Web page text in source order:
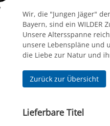
Wir, die "Jungen Jäger"
Bayern, sind ein WILDER
Unsere Altersspanne
unsere Lebenspläne und
die Liebe zur Natur und
Zurück zur Übersicht
Lieferbare Titel